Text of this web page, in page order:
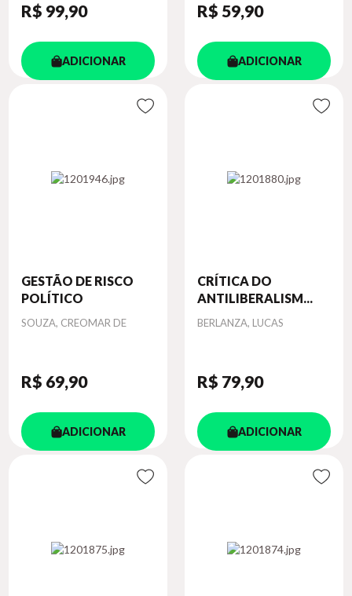
R$ 99,90
ADICIONAR
R$ 59,90
ADICIONAR
GESTÃO DE RISCO
POLÍTICO
Autor
SOUZA, CREOMAR DE
R$ 69,90
ADICIONAR
CRÍTICA DO
ANTILIBERALISM...
Autor
BERLANZA, LUCAS
R$ 79,90
ADICIONAR